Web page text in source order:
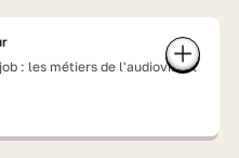
: les métiers de l'audiovisuel